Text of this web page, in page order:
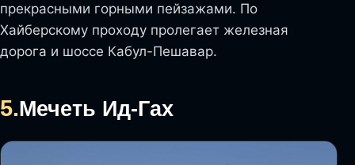
прекрасными горными пейзажами. По
Хайберскому проходу пролегает железная
дорога и шоссе Кабул-Пешавар.
5.Мечеть Ид-Гах